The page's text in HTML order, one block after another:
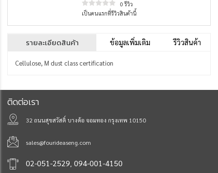
0 รีวิว
เป็นคนแรกที่รีวิวสินค้านี้
รายละเอียดสินค้า ข้อมูลเพิ่มเติม รีวิวสินค้า
Cellulose, M dust class certification
ติดต่อเรา
32 ถนนสุขสวัสดิ์ บางค้อ จอมทอง กรุงเทพ 10150
sales@fourideaseng.com
02-051-2529, 094-001-4150